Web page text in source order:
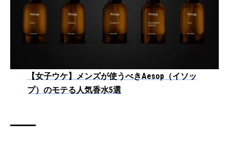
【女子ウケ】メンズが使うべきAesop（イソッ
プ）のモテる人気香水5選